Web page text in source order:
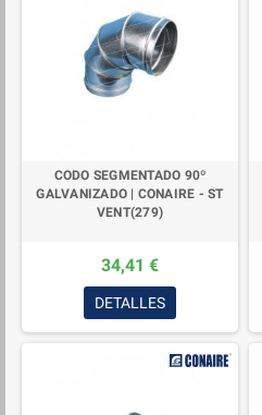
CODO SEGMENTADO 90º
GALVANIZADO | CONAIRE - ST
VENT(279)
34,41 €
DETALLES